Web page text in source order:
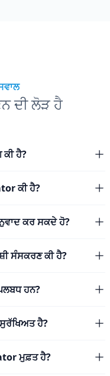
ਦੀ ਲੋੜ ਹੈ
ਹੈ?
ਕੀ ਹੈ?
ਕਰ ਸਕਦੇ ਹੋ?
ਸੰਸਕਰਣ ਕੀ ਹੈ?
ਹਨ?
ਸੁਰੱਖਿਅਤ ਹੈ?
ਮੁਫ਼ਤ ਹੈ?